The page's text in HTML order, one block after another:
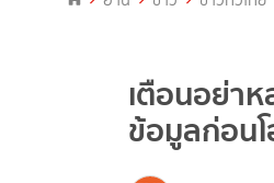
เตือนอย่า
ข้อมูลก่อนโ